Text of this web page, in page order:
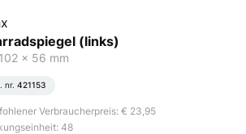
(links)
x 56 mm
nr. 421153
Verbraucherpreis: € 23,95
48